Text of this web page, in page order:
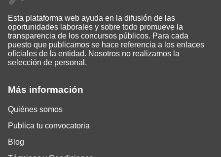
Más información
Quiénes somos
Publica tu convocatoria
Blog
Esta plataforma web ayuda en la difusión de las
oportunidades laborales y sobre todo promueve la
transparencia de los concursos públicos. Para cada
puesto que publicamos se hace referencia a los enlaces
oficiales de la entidad. Nosotros no realizamos la
selección de personal.